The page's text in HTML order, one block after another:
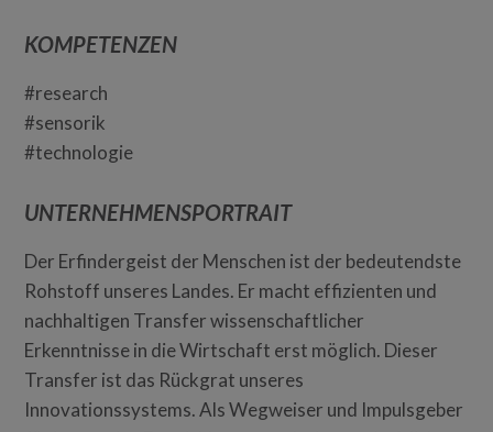
KOMPETENZEN
#research
#sensorik
#technologie
UNTERNEHMENSPORTRAIT
Der Erfindergeist der Menschen ist der bedeutendste
Rohstoff unseres Landes. Er macht effizienten und
nachhaltigen Transfer wissenschaftlicher
Erkenntnisse in die Wirtschaft erst möglich. Dieser
Transfer ist das Rückgrat unseres
Innovationssystems. Als Wegweiser und Impulsgeber